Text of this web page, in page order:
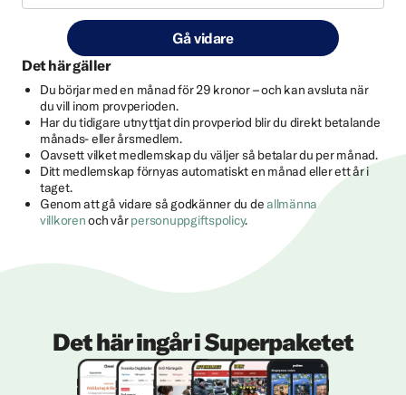
Gå vidare
Det här gäller
Du börjar med en månad för 29 kronor – och kan avsluta när
du vill inom provperioden.
Har du tidigare utnyttjat din provperiod blir du direkt betalande
månads- eller årsmedlem.
Oavsett vilket medlemskap du väljer så betalar du per månad.
Ditt medlemskap förnyas automatiskt en månad eller ett år i
taget.
Genom att gå vidare så godkänner du deallmänna
villkorenoch vårpersonuppgiftspolicy.
Det här ingår i Superpaketet